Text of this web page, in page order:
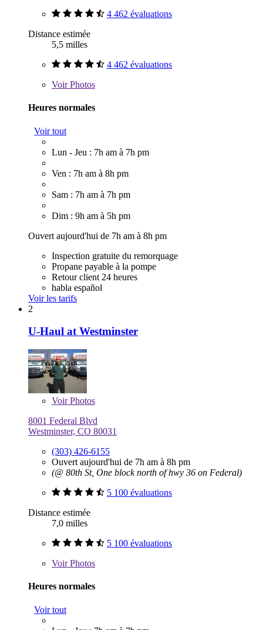
4 462 évaluations
Distance estimée
5,5 milles
4 462 évaluations
VoirPhotos
Heures normales
Voir tout
Lun - Jeu : 7h am à 7h pm
Ven : 7h am à 8h pm
Sam : 7h am à 7h pm
Dim : 9h am à 5h pm
Ouvert aujourd'hui de 7h am à 8h pm
Inspection gratuite du remorquage
Propane payable à la pompe
Retour client 24 heures
habla español
Voir les tarifs
2
U-Haul at Westminster
VoirPhotos
8001 Federal Blvd
Westminster, CO 80031
(303) 426-6155
Ouvert aujourd'hui de 7h am à 8h pm
(@ 80th St, One block north of hwy 36 on Federal)
5 100 évaluations
Distance estimée
7,0 milles
5 100 évaluations
VoirPhotos
Heures normales
Voir tout